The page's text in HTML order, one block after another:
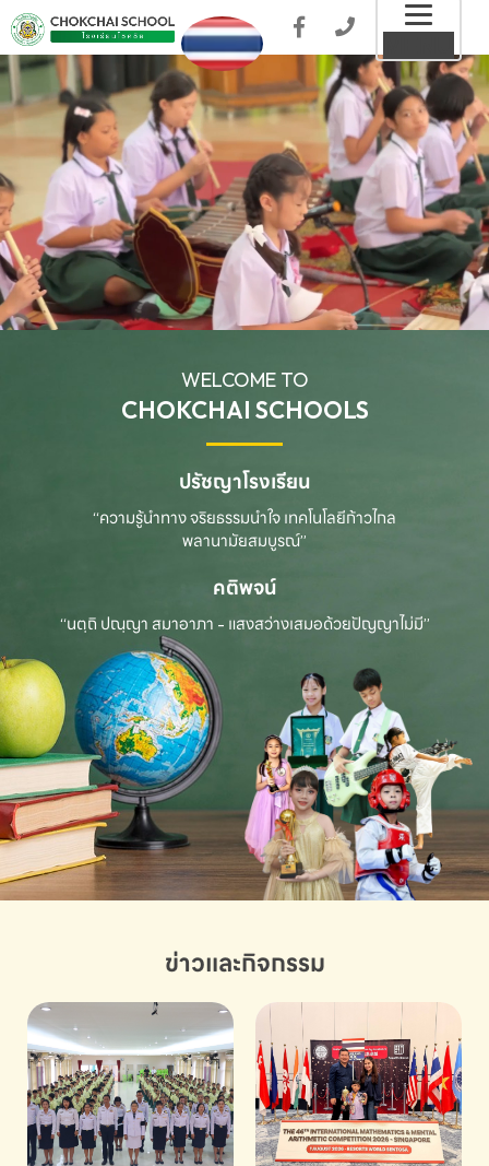
WELCOME TO
CHOKCHAI SCHOOLS
ปรัชญาโรงเรียน
“ความรู้นำทาง จริยธรรมนำใจ เทคโนโลยีก้าวไกล
พลานามัยสมบูรณ์”
คติพจน์
“นตฺถิ ปณฺญา สมาอาภา - แสงสว่างเสมอด้วยปัญญาไม่มี”
ข่าวและกิจกรรม